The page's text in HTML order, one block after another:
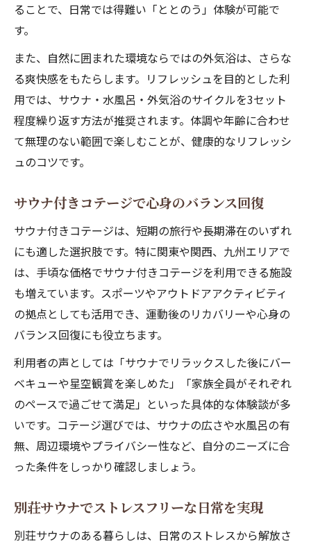
ることで、日常では得難い「ととのう」体験が可能で
す。
また、自然に囲まれた環境ならではの外気浴は、さらな
る爽快感をもたらします。リフレッシュを目的とした利
用では、サウナ・水風呂・外気浴のサイクルを3セット
程度繰り返す方法が推奨されます。体調や年齢に合わせ
て無理のない範囲で楽しむことが、健康的なリフレッシ
ュのコツです。
サウナ付きコテージで心身のバランス回復
サウナ付きコテージは、短期の旅行や長期滞在のいずれ
にも適した選択肢です。特に関東や関西、九州エリアで
は、手頃な価格でサウナ付きコテージを利用できる施設
も増えています。スポーツやアウトドアアクティビティ
の拠点としても活用でき、運動後のリカバリーや心身の
バランス回復にも役立ちます。
利用者の声としては「サウナでリラックスした後にバー
ベキューや星空観賞を楽しめた」「家族全員がそれぞれ
のペースで過ごせて満足」といった具体的な体験談が多
いです。コテージ選びでは、サウナの広さや水風呂の有
無、周辺環境やプライバシー性など、自分のニーズに合
った条件をしっかり確認しましょう。
別荘サウナでストレスフリーな日常を実現
別荘サウナのある暮らしは、日常のストレスから解放さ